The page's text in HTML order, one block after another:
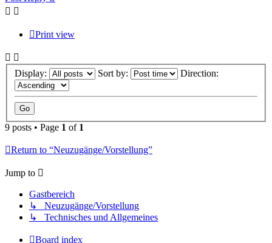
Print view
Display: Sort by: Direction:
9 posts • Page 1 of 1
Return to “Neuzugänge/Vorstellung”
Jump to
Gastbereich
↳ Neuzugänge/Vorstellung
↳ Technisches und Allgemeines
Board index